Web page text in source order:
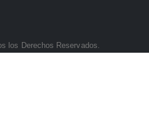
los Derechos Reservados.